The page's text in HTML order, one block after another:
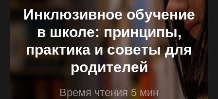
Инклюзивное обучение
в школе: принципы,
практика и советы для
родителей
Время чтения 5 мин